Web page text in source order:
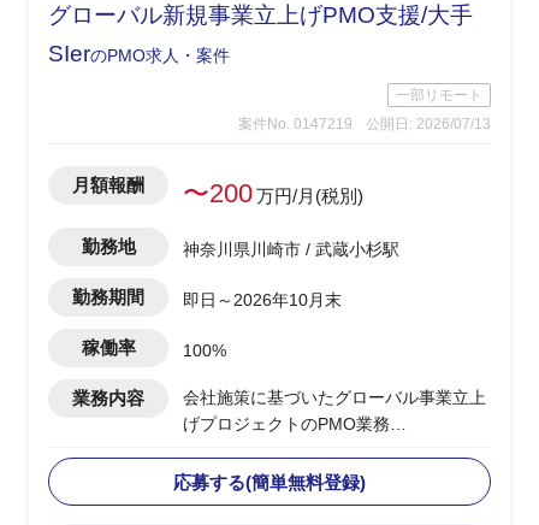
・プロジェクト計画書・WBS・スケジュ
ール管理の主体的な運用、予算・コスト
グローバル新規事業立上げPMO支援/大手
SIerのPMO求人・案件
一部リモート
案件No. 0147219
公開日: 2026/07/13
月額報酬 〜200万円/月(税別)
勤務地 神奈川県川崎市 / 武蔵小杉駅
勤務期間 即日～2026年10月末
稼働率 100%
業務内容
会社施策に基づいたグローバル事業立上
げプロジェクトのPMO業務
・英語圏出身のPMのもと進捗管理、ア
イデアのとりまとめ
応募する(簡単無料登録)